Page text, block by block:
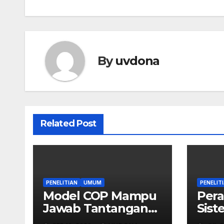
Byuvdona
Related Post
PENELITIAN UMUM
Model COP Mampu
Jawab Tantangan
Revolusi Industri